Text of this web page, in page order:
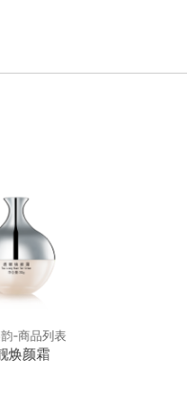
-商品列表
焕颜霜